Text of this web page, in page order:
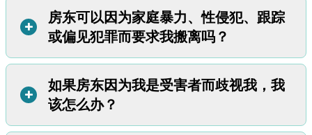
向法庭申请限制令，要求伤害您的人搬离；或
要求房东终止他的租房协议。
方案1：申请限制令
Oregon的五项限制令中有两项可以让他人搬离您的住所。
点击以下链接了解有关这些限制令的更多信息，包括如何申
请限制令：
家庭虐待限制令；以及
老年人和残疾人限制令。
可以。如需要求房东更换您的门锁，您可以使用此信件样
。如果您的房东耗时太久或不愿意换锁，您可以自己动
手。但您要给房东一把新钥匙。换锁时，您不需要向房东提
另外，请记住：
您必须支付换锁费用；以及
如果施虐者与您同住，在他解除租约之前，您不能换锁。
房东可以因为家庭暴力、性侵犯、跟踪
或偏见犯罪而要求我搬离吗？
+
不可以。不能因为您是受害者而要求您搬离。但是房东可以
出于其他合法理由要求您搬离。例如：
不支付房租；
如果房东因为我是受害者而歧视我，我
该怎么办？
+